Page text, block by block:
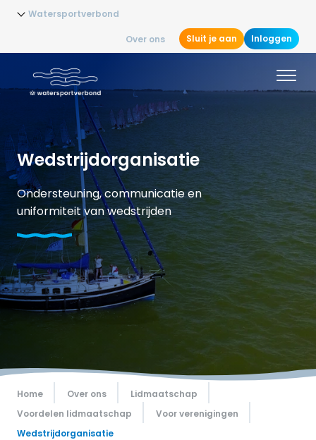
Watersportverbond
Over ons Sluit je aan Inloggen
Wedstrijdorganisatie
Ondersteuning, communicatie en
uniformiteit van wedstrijden
Home Over ons
Lidmaatschap
Voordelen lidmaatschap
Voor verenigingen
Wedstrijdorganisatie